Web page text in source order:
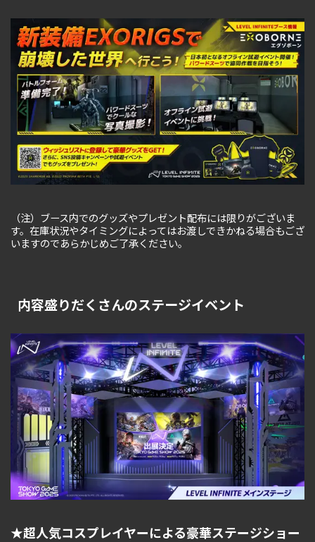
（注）ブース内でのグッズやプレゼント配布には限りがございま
す。在庫状況やタイミングによってはお渡しできかねる場合もござ
いますのであらかじめご了承ください。
内容盛りだくさんのステージイベント
★超人気コスプレイヤーによる豪華ステージショー